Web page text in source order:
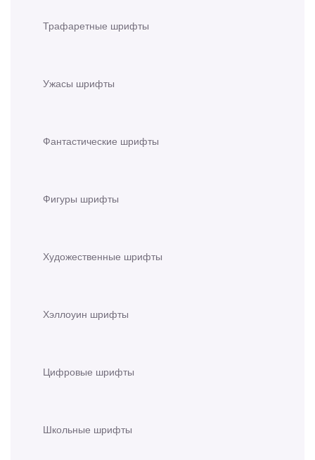
Трафаретные шрифты
Ужасы шрифты
Фантастические шрифты
Фигуры шрифты
Художественные шрифты
Хэллоуин шрифты
Цифровые шрифты
Школьные шрифты